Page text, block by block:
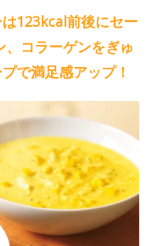
123kcal前後にセー
コラーゲンをぎゅ
で満足感アップ！